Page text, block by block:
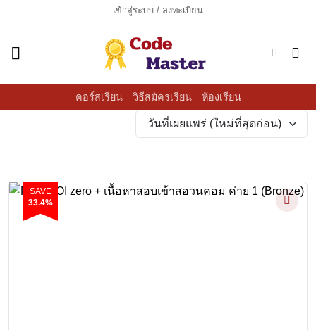
เนื้อหา
เข้าสู่ระบบ / ลงทะเบียน
คอร์สเรียน วิธีสมัครเรียน ห้องเรียน
SAVE
33.4%